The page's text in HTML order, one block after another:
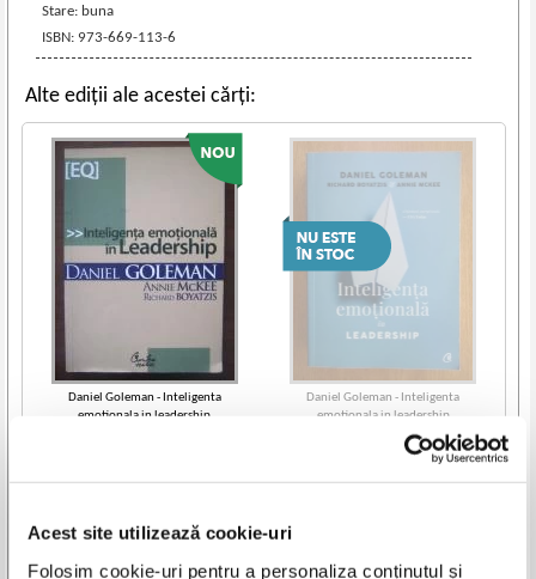
Acest site utilizează cookie-uri
Folosim cookie-uri pentru a personaliza conținutul și
Stare: buna
ISBN: 973-669-113-6
Alte ediții ale acestei cărți:
Daniel Goleman - Inteligenta
emotionala in leadership
Adaugă în coș
Daniel Goleman - Inteligenta
emotionala in leadership
Vezi toate edițiile »